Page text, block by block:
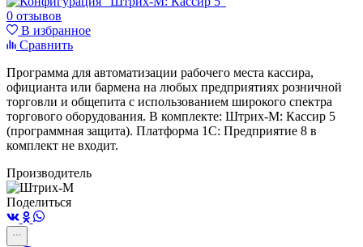
0 отзывов
В избранное
Сравнить
Программа для автоматизации рабочего места кассира,
официанта или бармена на любых предприятиях розничной
торговли и общепита с использованием широкого спектра
торгового оборудования. В комплекте: Штрих-М: Кассир 5
(программная защита). Платформа 1C: Предприятие 8 в
комплект не входит.
Производитель
Поделиться